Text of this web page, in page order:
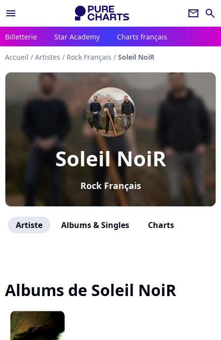
menu newsletter search
Billetterie Star Academy Charts français
Accueil / Artistes / Rock Français / Soleil NoiR
Soleil NoiR
Rock Français
Artiste Albums & Singles Charts
Albums de Soleil NoiR